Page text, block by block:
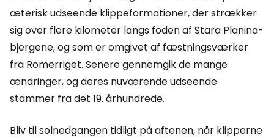
æterisk udseende klippeformationer, der strækker
sig over flere kilometer langs foden af Stara Planina-
bjergene, og som er omgivet af fæstningsværker
fra Romerriget. Senere gennemgik de mange
ændringer, og deres nuværende udseende
stammer fra det 19. århundrede.
Bliv til solnedgangen tidligt på aftenen, når klipperne